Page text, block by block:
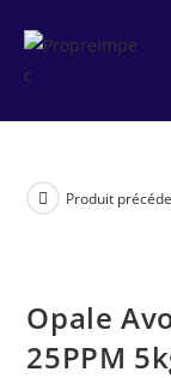
content
Produit
Opale
25PPM